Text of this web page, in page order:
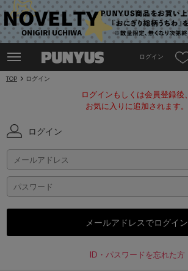
ログイン
TOP ログイン
ログインもしくは会員登録後、
お気に入りに追加されます。
ログイン
ID・パスワードを忘れた方